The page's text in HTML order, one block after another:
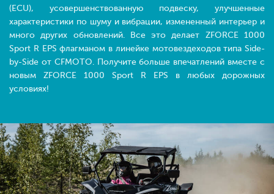
(ECU), усовершенствованную подвеску, улучшенные
характеристики по шуму и вибрации, измененный интерьер и
много других обновлений. Все это делает ZFORCE 1000
Sport R EPS флагманом в линейке мотовездеходов типа Side-
by-Side от CFMOTO. Получите больше впечатлений вместе с
новым ZFORCE 1000 Sport R EPS в любых дорожных
условиях!